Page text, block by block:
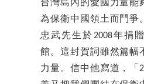
台灣島內的愛國力量能
為保衛中國領土而鬥爭
忠武先生於2008年捐
館。這封賀詞雖然篇幅
力量。信中他寫道，「